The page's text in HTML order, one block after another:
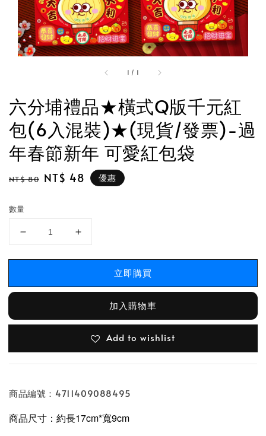
1 / 1
六分埔禮品★橫式Q版千元紅
包(6入混裝)★(現貨/發票)-過
年春節新年 可愛紅包袋
Regular
NT$ 80 Sale
NT$ 48 優惠
數量
立即購買
加入購物車
Add to wishlist
商品編號：4711409088495
商品尺寸：約長17cm*寬9cm